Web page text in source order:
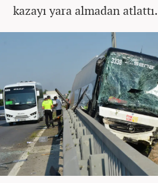
kazayı yara almadan atlattı.